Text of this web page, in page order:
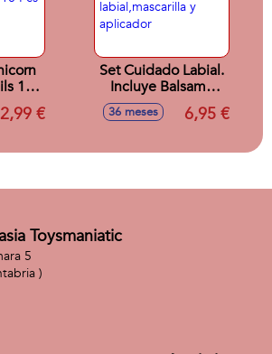
10
2,99 €
Set Cuidado Labial.
Incluye Balsamo
labial,mascarilla y
aplicador
36 meses 6,95 €
Toysmaniatic
5
)